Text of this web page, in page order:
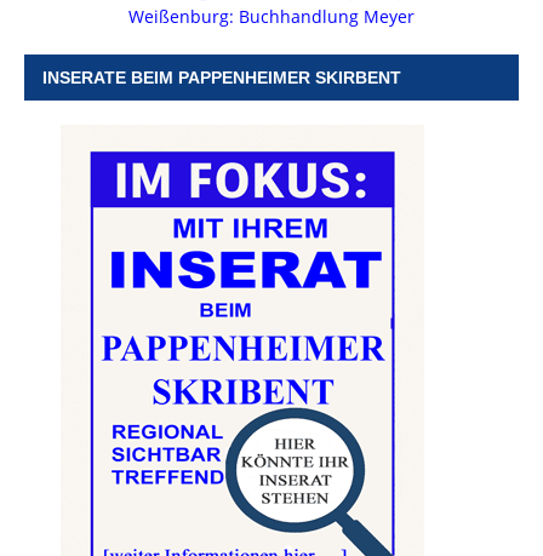
Weißenburg: Buchhandlung Meyer
INSERATE BEIM PAPPENHEIMER SKIRBENT